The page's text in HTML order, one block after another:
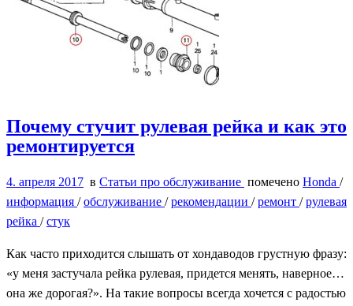
Почему стучит рулевая рейка и как это
ремонтируется
4. апреля 2017 в Статьи про обслуживание помечено Honda /
информация /обслуживание /рекомендации /ремонт /рулевая
рейка /стук
Как часто приходится слышать от хондаводов грустную фразу:
«у меня застучала рейка рулевая, придется менять, наверное…
она же дорогая?». На такие вопросы всегда хочется с радостью